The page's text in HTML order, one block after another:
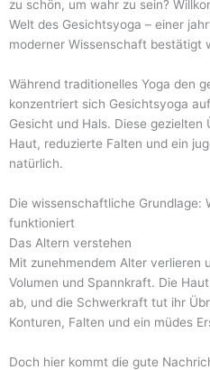
zu schön, um wahr zu sein?
Welt des Gesichtsyoga – einer
moderner Wissenschaft bestätigt
Während traditionelles Yoga den
konzentriert sich Gesichtsyoga
Gesicht und Hals. Diese
Haut, reduzierte Falten und ein
natürlich.
Die wissenschaftliche Grundlage:
funktioniert
Das Altern verstehen
Mit zunehmendem Alter verlieren
Volumen und Spannkraft. Die
ab, und die Schwerkraft tut ihr
Konturen, Falten und ein müdes
Doch hier kommt die gute